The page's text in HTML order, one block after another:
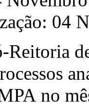
04
Reitoria
no